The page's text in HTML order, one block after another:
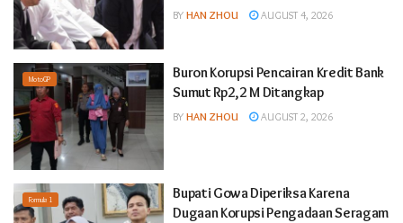
BY HAN ZHOU AUGUST 4, 2026
MotoGP
Buron Korupsi Pencairan Kredit Bank
Sumut Rp2,2 M Ditangkap
BY HAN ZHOU AUGUST 2, 2026
Formula 1
Bupati Gowa Diperiksa Karena
Dugaan Korupsi Pengadaan Seragam